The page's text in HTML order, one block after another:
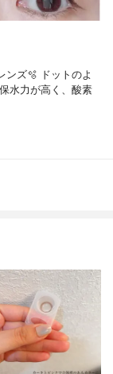
ンズ🫧 ドットのよ
水力が高く、酸素